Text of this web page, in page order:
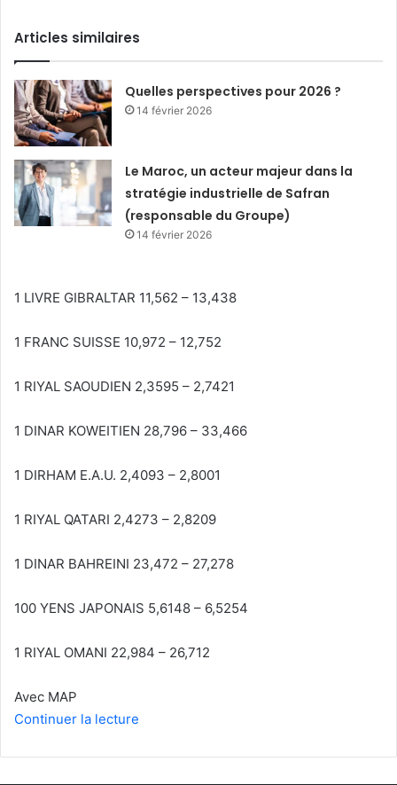
Articles similaires
Quelles perspectives pour 2026 ?
14 février 2026
Le Maroc, un acteur majeur dans la
stratégie industrielle de Safran
(responsable du Groupe)
14 février 2026
1 LIVRE GIBRALTAR 11,562 – 13,438
1 FRANC SUISSE 10,972 – 12,752
1 RIYAL SAOUDIEN 2,3595 – 2,7421
1 DINAR KOWEITIEN 28,796 – 33,466
1 DIRHAM E.A.U. 2,4093 – 2,8001
1 RIYAL QATARI 2,4273 – 2,8209
1 DINAR BAHREINI 23,472 – 27,278
100 YENS JAPONAIS 5,6148 – 6,5254
1 RIYAL OMANI 22,984 – 26,712
Avec MAP
Continuer la lecture